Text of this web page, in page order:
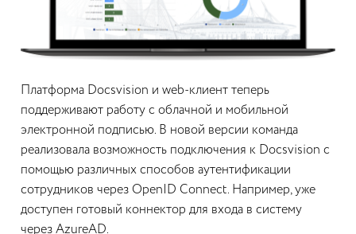
Платформа Docsvision и web-клиент теперь
поддерживают работу с облачной и мобильной
электронной подписью. В новой версии команда
реализовала возможность подключения к Docsvision с
помощью различных способов аутентификации
сотрудников через OpenID Connect. Например, уже
доступен готовый коннектор для входа в систему
через AzureAD.